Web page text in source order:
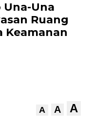
Una-Una
Ruang
Keamanan
A A A